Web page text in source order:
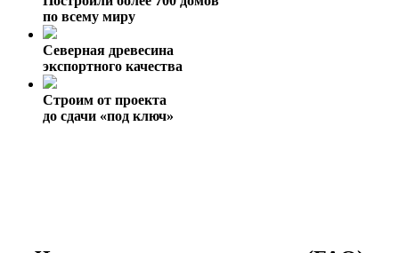
по всему миру
Северная древесина
экспортного качества
Строим от проекта
до сдачи «под ключ»